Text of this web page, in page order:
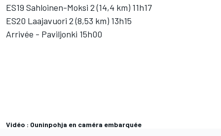
ES19 Sahloinen-Moksi 2 (14,4 km) 11h17
ES20 Laajavuori 2 (8,53 km) 13h15
Arrivée - Paviljonki 15h00
Vidéo : Ouninpohja en caméra embarquée